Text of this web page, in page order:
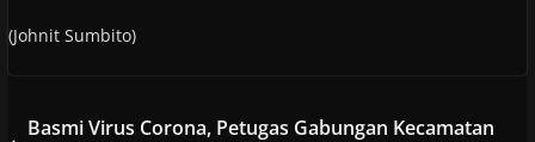
(Johnit Sumbito)
Basmi Virus Corona, Petugas Gabungan Kecamatan